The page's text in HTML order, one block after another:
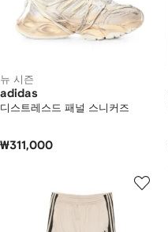
뉴 시즌
adidas
디스트레스드 패널 스니커즈
₩311,000